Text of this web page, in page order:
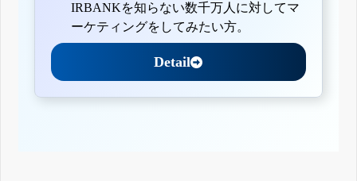
IRBANKを知らない数千万人に対してマ
ーケティングをしてみたい方。
Detail